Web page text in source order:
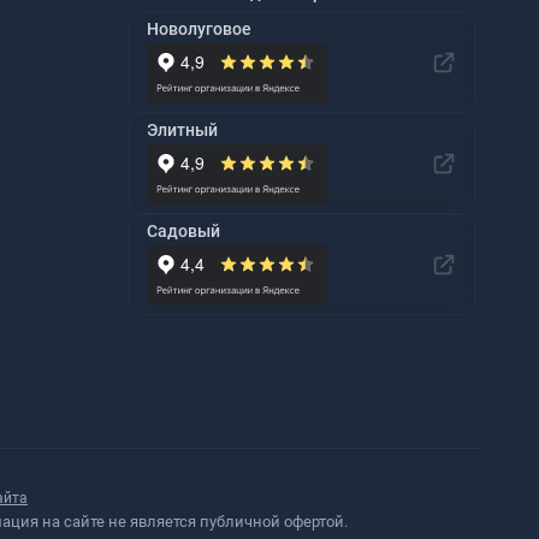
Новолуговое
Элитный
Садовый
на сайте не является публичной офертой.